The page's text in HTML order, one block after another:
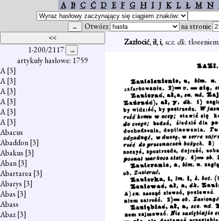
A B C Ć D E F G H I J K L Ł M N
Otwórz na stronie
1-200/2117
artykuły hasłowe: 1759
A[3]
A[3]
A[3]
A[3]
A[3]
A[3]
Abacus
Abaddon[3]
Abakus [3]
Aban[3]
Abartarea[3]
Abarys [3]
Abas [3]
Abass
Abaz[3]
Zazłocić,ił,i,scz. dk.